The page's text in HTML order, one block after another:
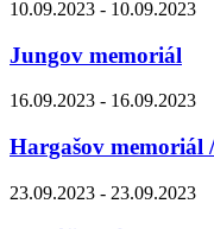
10.09.2023 - 10.09.2023
Jungov memoriál
16.09.2023 - 16.09.2023
Hargašov memoriál
23.09.2023 - 23.09.2023